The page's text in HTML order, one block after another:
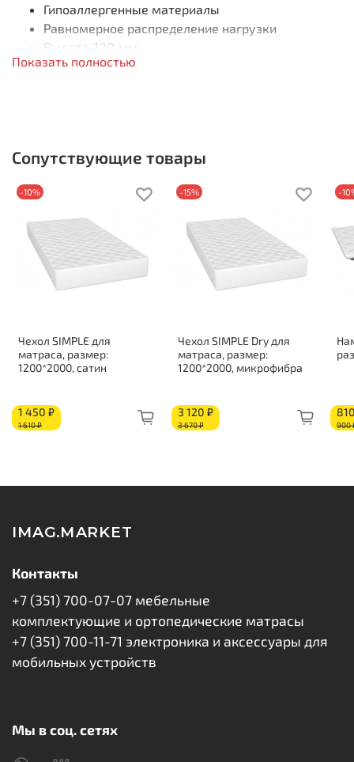
Гипоаллергенные материалы
Равномерное распределение нагрузки
Высота 120 мм
Нагрузка на спальное место 90 кг
Пенополиуретан: 20 мм
Блок независимых пружин «Pocket Spring»
Термовойлок
Пенополиуретан: 20 мм
Короб из ППУ
Показать полностью
Сопутствующие товары
-10%
Чехол SIMPLE для
матраса, размер:
1200*2000, сатин
1 450 ₽
1 610 ₽
-15%
Чехол SIMPLE Dry для
матраса, размер:
1200*2000, микрофибра
3 120 ₽
3 670 ₽
-
900
IMAG.MARKET
Контакты
+7 (351) 700-07-07 мебельные
комплектующие и ортопедические матрасы
+7 (351) 700-11-71 электроника и аксессуары для
мобильных устройств
Мы в соц. сетях